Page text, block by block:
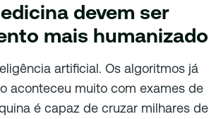
devem ser
mais humanizado
artificial. Os algoritmos já
aconteceu muito com exames de
é capaz de cruzar milhares de